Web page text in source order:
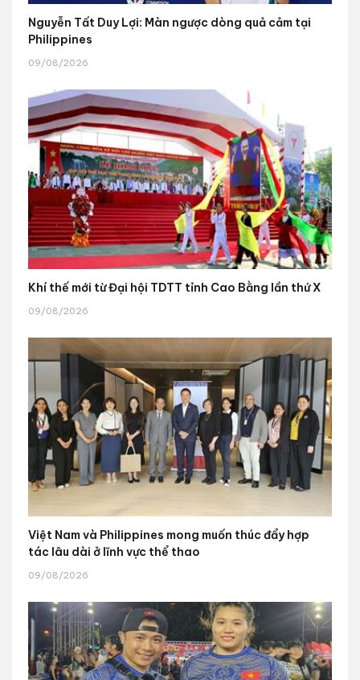
Nguyễn Tất Duy Lợi: Màn ngược dòng quả cảm tại
Philippines
09/08/2026
Khí thế mới từ Đại hội TDTT tỉnh Cao Bằng lần thứ X
09/08/2026
Việt Nam và Philippines mong muốn thúc đẩy hợp
tác lâu dài ở lĩnh vực thể thao
09/08/2026